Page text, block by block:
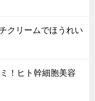
クリームでほうれい
！ヒト幹細胞美容